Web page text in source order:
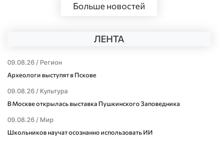
Больше новостей
ЛЕНТА
09.08.26 / Регион
Археологи выступят в Пскове
09.08.26 / Культура
В Москве открылась выставка Пушкинского Заповедника
09.08.26 / Мир
Школьников научат осознанно использовать ИИ